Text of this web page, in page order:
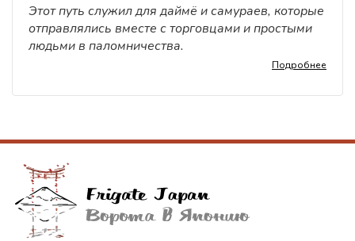
Этот путь служил для даймё и самураев, которые
отправлялись вместе с торговцами и простыми
людьми в паломничества.
Подробнее